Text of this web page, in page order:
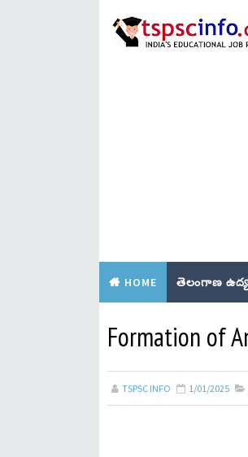
HOME తెలంగాణ
Formation of
TSPSC INFO 1/01/2025